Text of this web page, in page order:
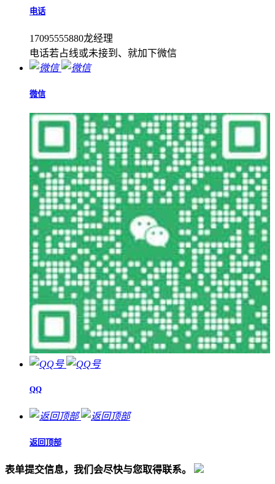
电话
17095555880龙经理
电话若占线或未接到、就加下微信
微信
QQ
返回顶部
表单提交信息，我们会尽快与您取得联系。